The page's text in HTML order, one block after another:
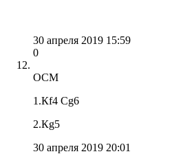
30 апреля 2019 15:59
0
OCM
1.Кf4 Сg6
2.Кg5
30 апреля 2019 20:01